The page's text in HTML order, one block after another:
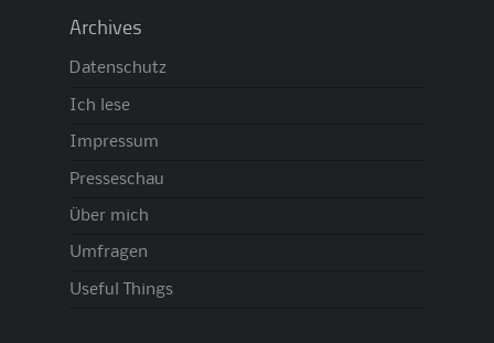
Archives
Datenschutz
Ich lese
Impressum
Presseschau
Über mich
Umfragen
Useful Things